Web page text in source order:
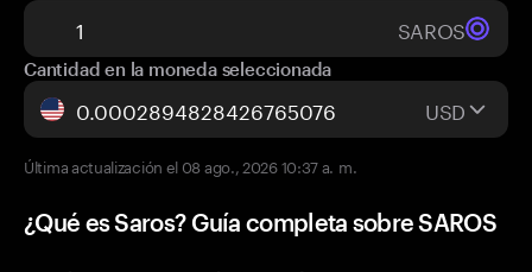
SAROS
Cantidad en la moneda seleccionada
USD
Última actualización el 08 ago., 2026 10:37 a. m.
¿Qué es Saros? Guía completa sobre SAROS